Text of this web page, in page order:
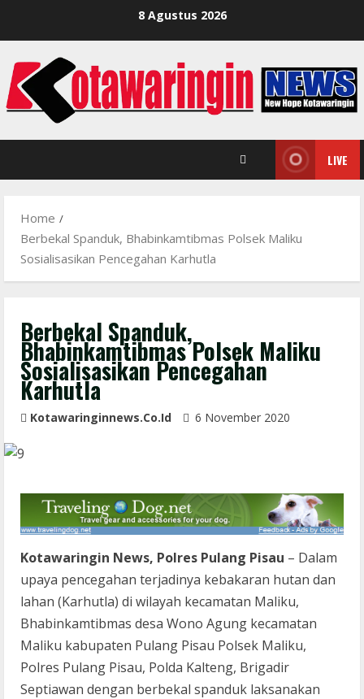
8 Agustus 2026
LIVE
Home
Berbekal Spanduk, Bhabinkamtibmas Polsek Maliku
Sosialisasikan Pencegahan Karhutla
Berbekal Spanduk,
Bhabinkamtibmas Polsek Maliku
Sosialisasikan Pencegahan
Karhutla
Kotawaringinnews.co.id 6 November 2020
Kotawaringin News, Polres Pulang Pisau – Dalam
upaya pencegahan terjadinya kebakaran hutan dan
lahan (Karhutla) di wilayah kecamatan Maliku,
Bhabinkamtibmas desa Wono Agung kecamatan
Maliku kabupaten Pulang Pisau Polsek Maliku,
Polres Pulang Pisau, Polda Kalteng, Brigadir
Septiawan dengan berbekal spanduk laksanakan